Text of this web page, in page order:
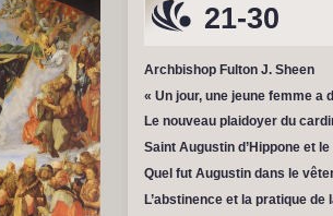
21-30
Archbishop Fulton J. Sheen
« Un jour, une jeune femme a
Le nouveau plaidoyer du
Saint Augustin d’Hippone et
Quel fut Augustin dans le
L’abstinence et la pratique de